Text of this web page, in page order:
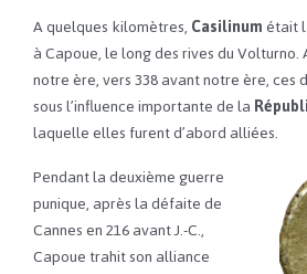
A quelques kilomètres,Casilinumétait
à Capoue, le long des rives du
notre ère, vers 338 avant notre ère, ces
sous l’influence importante de la
laquelle elles furent d’abord alliées.
Pendant la deuxième guerre
punique, après la défaite de
Cannes en 216 avant J.-C.,
Capoue trahit son alliance